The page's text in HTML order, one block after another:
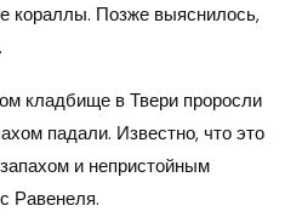
кораллы. Позже выяснилось,
кладбище в Твери проросли
падали. Известно, что это
и непристойным
Равенеля.